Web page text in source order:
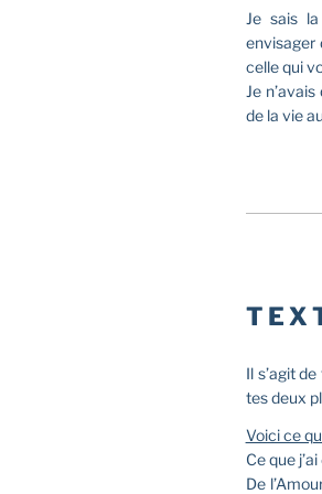
Je sais
envisager
celle qui
Je
de la vie
Il s’agit
tes deux
Voici ce
Ce que
De